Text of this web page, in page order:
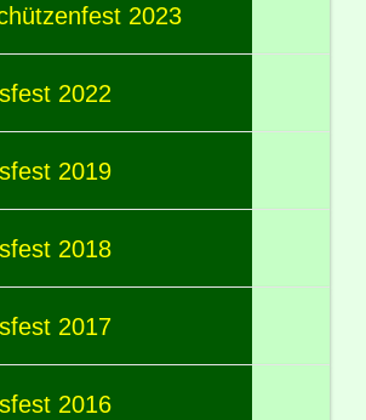
2023
2022
2019
2018
2017
2016